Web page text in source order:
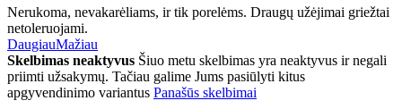
Nerukoma, nevakarėliams, ir tik porelėms. Draugų užėjimai griežtai
netoleruojami.
DaugiauMažiau
Skelbimas neaktyvus Šiuo metu skelbimas yra neaktyvus ir negali
priimti užsakymų. Tačiau galime Jums pasiūlyti kitus
apgyvendinimo variantus Panašūs skelbimai